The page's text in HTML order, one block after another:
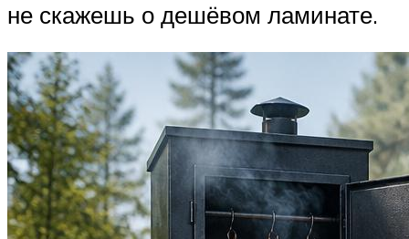
не скажешь о дешёвом ламинате.